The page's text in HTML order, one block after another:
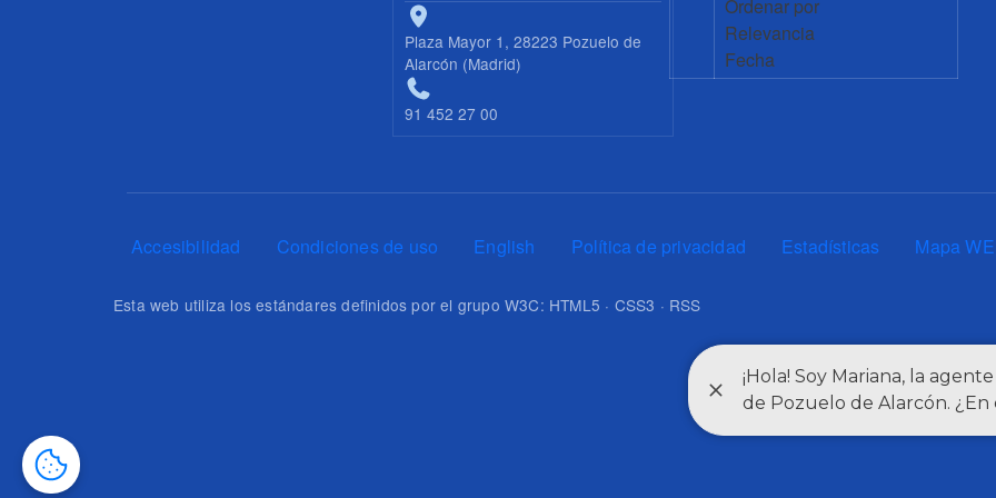
Plaza Mayor 1, 28223 Pozuelo de
Alarcón (Madrid)
91 452 27 00
Ordenar por
Relevancia
Fecha
Pie de página
Accesibilidad Condiciones de uso English Política de privacidad Estadísticas Mapa
Esta web utiliza los estándares definidos por el grupo W3C: HTML5 · CSS3 · RSS